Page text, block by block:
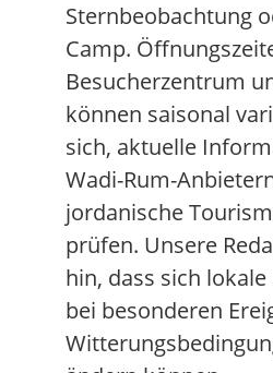
Sternbeobachtung
Camp.
Besucherzentrum
können saisonal
sich, aktuelle
Wadi-Rum-
jordanische
prüfen. Unsere
hin, dass sich
bei besonderen